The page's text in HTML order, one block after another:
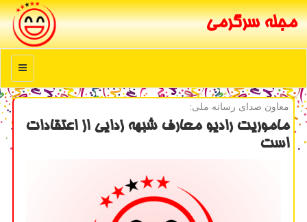
مجله سرگرمی
منو
معاون صدای رسانه ملی:
ماموریت رادیو معارف شبهه زدایی از اعتقادات
است